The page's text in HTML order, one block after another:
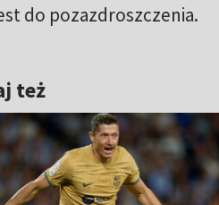
do pozazdroszczenia.
też